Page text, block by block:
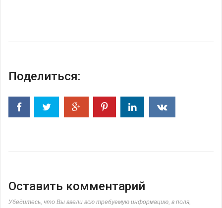
Поделиться:
Оставить комментарий
Убедитесь, что Вы ввели всю требуемую информацию, в поля,